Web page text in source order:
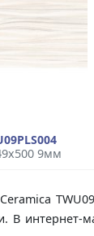
9мм
В интернет-